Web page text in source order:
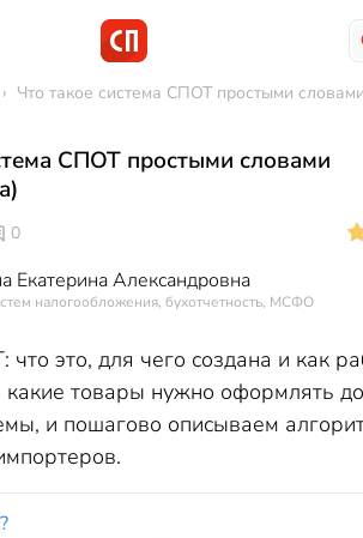
› Что такое система СПОТ простыми
СПОТ простыми словами
0
Екатерина Александровна
налогообложения, бухотчетность, МСФО
это, для чего создана и как
какие товары нужно оформлять
и пошагово описываем